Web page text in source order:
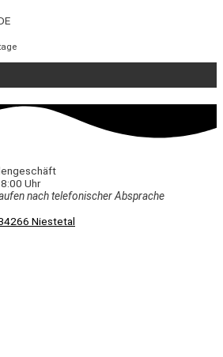
Uhr
nach telefonischer Absprache
Niestetal